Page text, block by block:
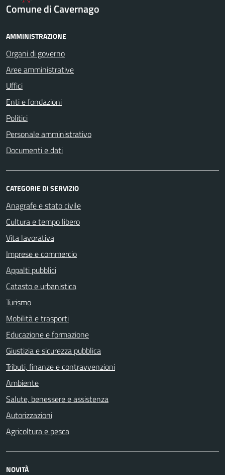
Comune di Cavernago
AMMINISTRAZIONE
Organi di governo
Aree amministrative
Uffici
Enti e fondazioni
Politici
Personale amministrativo
Documenti e dati
CATEGORIE DI SERVIZIO
Anagrafe e stato civile
Cultura e tempo libero
Vita lavorativa
Imprese e commercio
Appalti pubblici
Catasto e urbanistica
Turismo
Mobilità e trasporti
Educazione e formazione
Giustizia e sicurezza pubblica
Tributi, finanze e contravvenzioni
Ambiente
Salute, benessere e assistenza
Autorizzazioni
Agricoltura e pesca
NOVITÀ